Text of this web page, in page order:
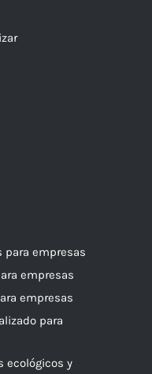
para empresas
empresas
empresas
para
ecológicos y